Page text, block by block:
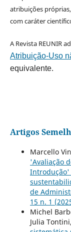
atribuições
com caráter
A Revista REUNIR
Atribuição-Uso
equivalente.
Artigos
Marcello
'Avaliação
Introdução'
de
15 n. 1
Michel
Julia